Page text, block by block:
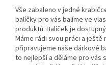
Vše zabaleno v jedné
balíčky pro vás balíme ve
produktů. Balíček je
Máme rádi svou práci a ještě
připravujeme naše dárkové
to nejlepší a děláme pro vás